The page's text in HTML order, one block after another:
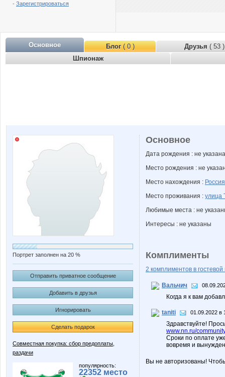
- Зарегистрироваться
Основное Блог( 0 ) Друзья ( 53 )
Шпионаж
Портрет заполнен на 20 %
Отправить приватное сообщение
Добавить в друзья
Игнорировать
Сделать подарок
Совместная покупка: сбор предоплаты,
раздачи
популярность:
22352 место
Основное
Дата рождения : не указана
Место рождения : не
Место нахождения : Россия
Место проживания : улица
Любимые места : не
Интересы : не указаны
Комплименты
2 комплиментов в гостевой
Вальчич
Когда я к вам
taniti 01.09.2022 в
Здравствуйте!
www.nn.ru/
Сроки по оплате
вовремя и
Вы не авторизованы!